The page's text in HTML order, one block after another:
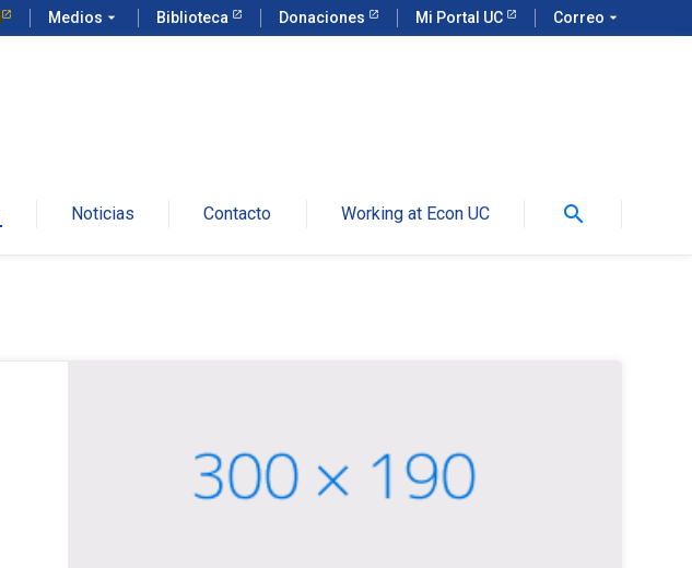
Medios arrow_drop_down Biblioteca Donaciones Mi Portal UC Correo arrow_drop_down
Noticias Contacto Working at Econ UC search